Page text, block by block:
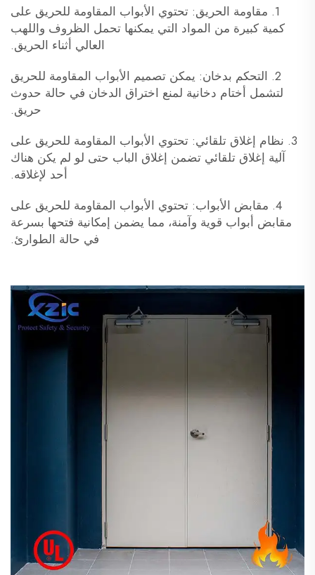
1. مقاومة الحريق: تحتوي الأبواب المقاومة للحريق على
كمية كبيرة من المواد التي يمكنها تحمل الظروف واللهب
العالي أثناء الحريق.
2. التحكم بدخان: يمكن تصميم الأبواب المقاومة للحريق
لتشمل أختام دخانية لمنع اختراق الدخان في حالة حدوث
حريق.
3. نظام إغلاق تلقائي: تحتوي الأبواب المقاومة للحريق على
آلية إغلاق تلقائي تضمن إغلاق الباب حتى لو لم يكن هناك
أحد لإغلاقه.
4. مقابض الأبواب: تحتوي الأبواب المقاومة للحريق على
مقابض أبواب قوية وآمنة، مما يضمن إمكانية فتحها بسرعة
في حالة الطوارئ.